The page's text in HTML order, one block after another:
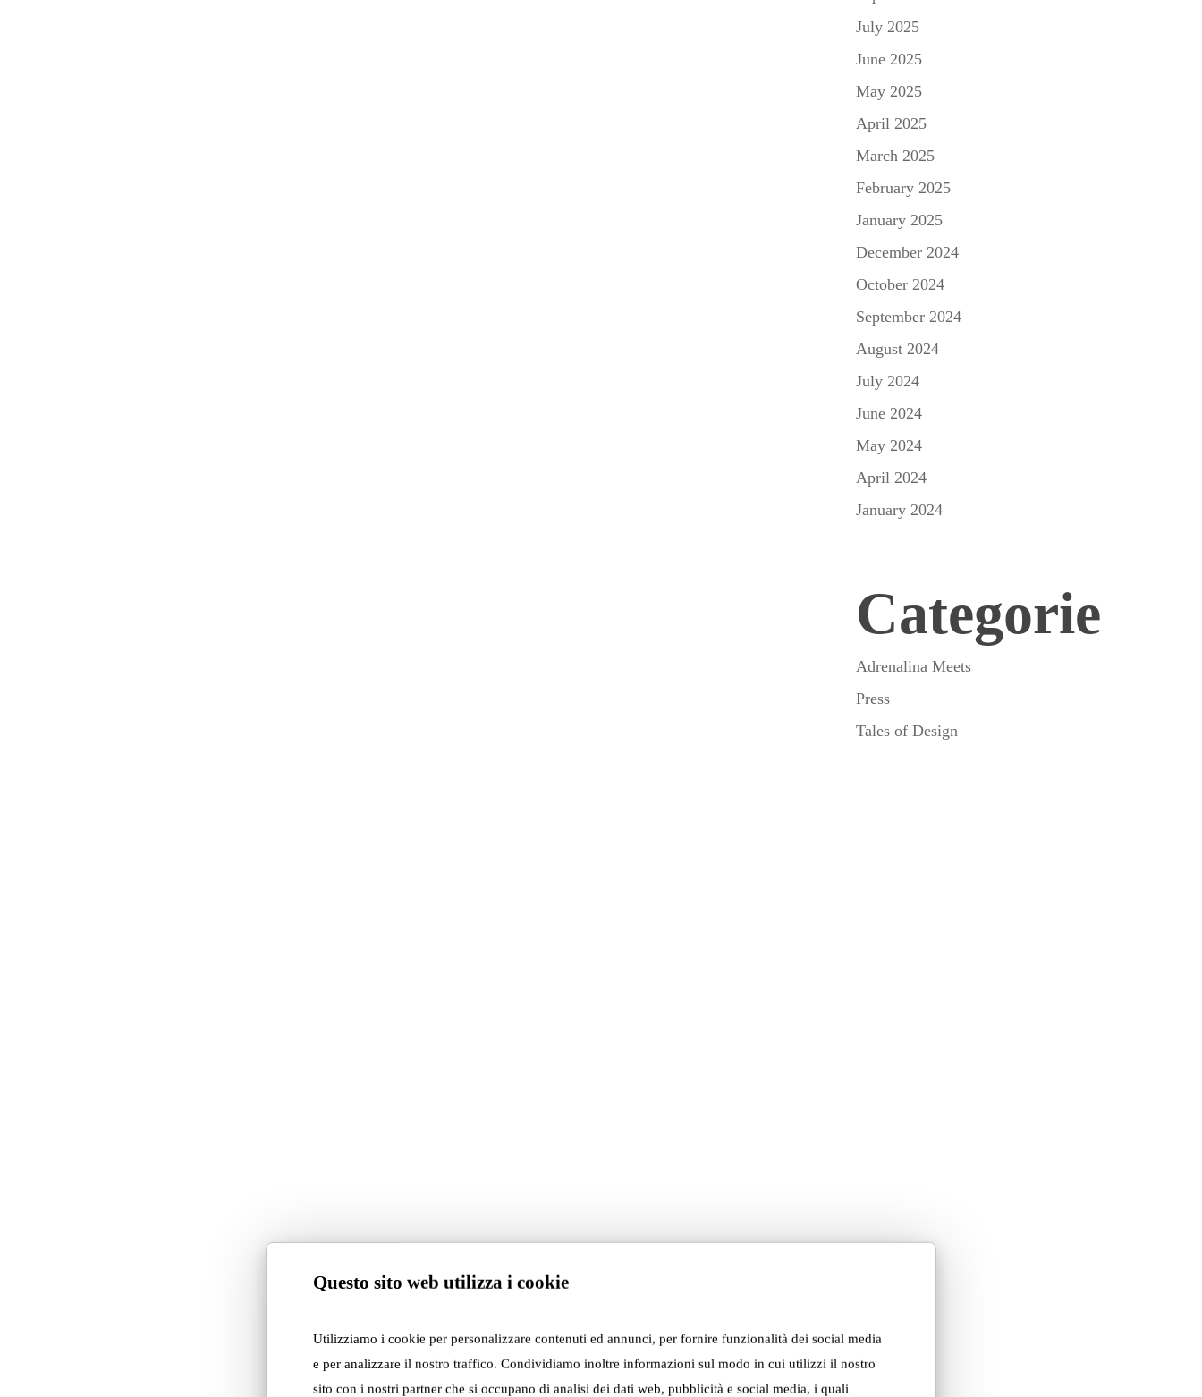
Questo sito web utilizza i cookie
Utilizziamo i cookie per personalizzare contenuti ed annunci, per fornire funzionalità dei social media
e per analizzare il nostro traffico. Condividiamo inoltre informazioni sul modo in cui utilizzi il nostro
sito con i nostri partner che si occupano di analisi dei dati web, pubblicità e social media, i quali
July 2025
June 2025
May 2025
April 2025
March 2025
February 2025
January 2025
December 2024
October 2024
September 2024
August 2024
July 2024
June 2024
May 2024
April 2024
January 2024
Categorie
Adrenalina Meets
Press
Tales of Design